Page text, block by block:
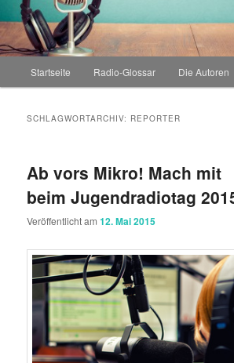
Startseite Radio-Glossar Die Autoren
SCHLAGWORTARCHIV: REPORTER
Ab vors Mikro! Mach mit
beim Jugendradiotag
Veröffentlicht am12. Mai 2015